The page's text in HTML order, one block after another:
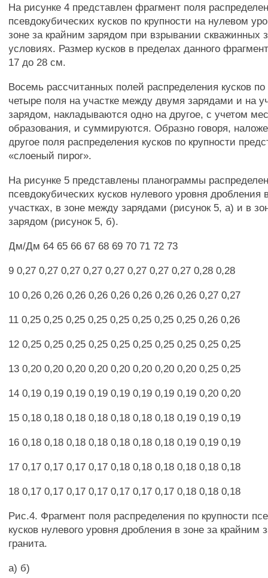
На рисунке 4 представлен фрагмент поля
псевдокубических кусков по крупности на нулевом
зоне за крайним зарядом при взрывании скважинных
условиях. Размер кусков в пределах данного
17 до 28 см.
Восемь рассчитанных полей распределения кусков по
четыре поля на участке между двумя зарядами и на
зарядом, накладываются одно на другое, с учетом
образования, и суммируются. Образно говоря,
другое поля распределения кусков по крупности
«слоеный пирог».
На рисунке 5 представлены планограммы
псевдокубических кусков нулевого уровня дробления
участках, в зоне между зарядами (рисунок 5, а) и в
зарядом (рисунок 5, б).
Дм/Дм 64 65 66 67 68 69 70 71 72 73
9 0,27 0,27 0,27 0,27 0,27 0,27 0,27 0,27 0,28 0,28
10 0,26 0,26 0,26 0,26 0,26 0,26 0,26 0,26 0,27 0,27
11 0,25 0,25 0,25 0,25 0,25 0,25 0,25 0,25 0,26 0,26
12 0,25 0,25 0,25 0,25 0,25 0,25 0,25 0,25 0,25 0,25
13 0,20 0,20 0,20 0,20 0,20 0,20 0,20 0,20 0,25 0,25
14 0,19 0,19 0,19 0,19 0,19 0,19 0,19 0,19 0,20 0,20
15 0,18 0,18 0,18 0,18 0,18 0,18 0,18 0,19 0,19 0,19
16 0,18 0,18 0,18 0,18 0,18 0,18 0,18 0,19 0,19 0,19
17 0,17 0,17 0,17 0,17 0,18 0,18 0,18 0,18 0,18 0,18
18 0,17 0,17 0,17 0,17 0,17 0,17 0,17 0,18 0,18 0,18
Рис.4. Фрагмент поля распределения по крупности
кусков нулевого уровня дробления в зоне за крайним
гранита.
а) б)